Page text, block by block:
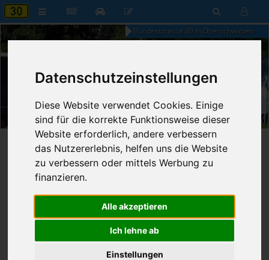
Datenschutzeinstellungen
Diese Website verwendet Cookies. Einige
sind für die korrekte Funktionsweise dieser
Website erforderlich, andere verbessern
das Nutzererlebnis, helfen uns die Website
zu verbessern oder mittels Werbung zu
finanzieren.
Alle akzeptieren
Ich lehne ab
Einstellungen
Bundesstrasse 30 in Oberschwaben
21:18
Freitag, 7. August 2026
Startseite»B30 aktuell»Nachrichten
19.03.2024 - 03:25 Uhr
Unfallflucht nach Fehler beim